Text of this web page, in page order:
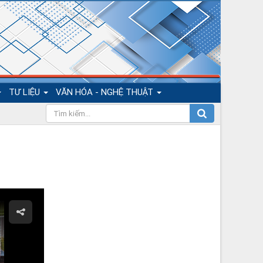
TƯ LIỆU VĂN HÓA - NGHỆ THUẬT